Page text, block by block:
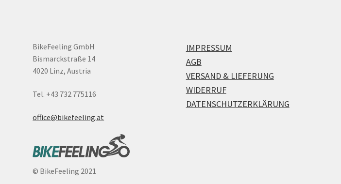
BikeFeeling GmbH
Bismarckstraße 14
4020 Linz, Austria
Tel. +43 732 775116
office@bikefeeling.at
© BikeFeeling 2021
IMPRESSUM
AGB
VERSAND & LIEFERUNG
WIDERRUF
DATENSCHUTZERKLÄRUNG